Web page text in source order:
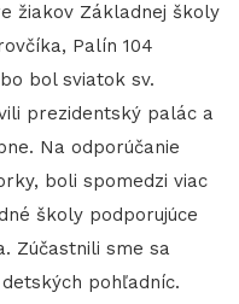
žiakov Základnej školy
Palín 104
bol sviatok sv.
prezidentský palác a
Na odporúčanie
boli spomedzi viac
školy podporujúce
Zúčastnili sme sa
pohľadníc.